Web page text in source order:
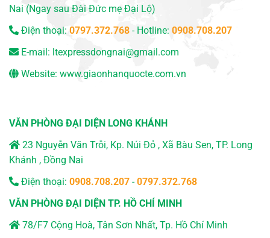
Nai (Ngay sau Đài Đức mẹ Đại Lộ)
Điện thoại: 0797.372.768 - Hotline: 0908.708.207
E-mail: ltexpressdongnai@gmail.com
Website: www.giaonhanquocte.com.vn
VĂN PHÒNG ĐẠI DIỆN LONG KHÁNH
23 Nguyễn Văn Trỗi, Kp. Núi Đỏ , Xã Bàu Sen, TP. Long
Khánh , Đồng Nai
Điện thoại: 0908.708.207 -0797.372.768
VĂN PHÒNG ĐẠI DIỆN TP. HỒ CHÍ MINH
78/F7 Cộng Hoà, Tân Sơn Nhất, Tp. Hồ Chí Minh